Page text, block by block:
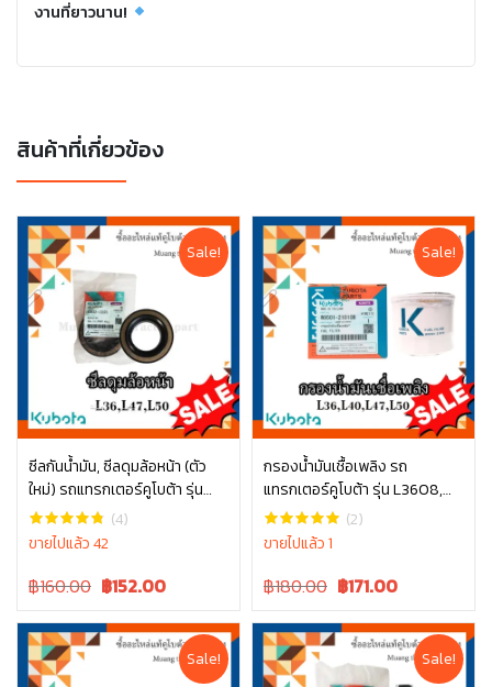
งานที่ยาวนาน!
สินค้าที่เกี่ยวข้อง
Sale!
ซีลกันน้ำมัน, ซีลดุมล้อหน้า (ตัว
ใหม่) รถแทรกเตอร์คูโบต้า รุ่น
L3608, L4018, L4508, L4708,
L5018 tc832-13370 ซีลล้อหน้า
(4)
ขายไปแล้ว 42
Original
was:
฿160.00.
฿160.00 Current
is:
฿160.00.
฿152.00
หยิบใส่ตะกร้า
Sale!
กรองน้ำมันเชื้อเพลิง รถ
แทรกเตอร์คูโบต้า รุ่น L3608,
L4018, L4508, L4708, L5018,
M6040 W9501-21010B
(2)
ขายไปแล้ว 1
Original
was:
฿180.00.
฿180.00 Current
is:
฿180.00.
฿171.00
หยิบใส่ตะกร้า
Sale! Sale!